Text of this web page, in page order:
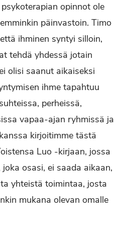
opinnot ole
päinvastoin. Timo
ihminen syntyi silloin,
tehdä yhdessä jotain
olisi saanut aikaiseksi
ihme tapahtuu
perheissä,
vapaa-ajan ryhmissä ja
kirjoitimme tästä
Luo -kirjaan, jossa
osasi, ei saada aikaan,
yhteistä toimintaa, josta
mukana olevan omalle